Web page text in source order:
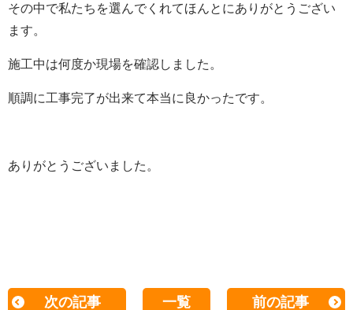
その中で私たちを選んでくれてほんとにありがとうござい
ます。
施工中は何度か現場を確認しました。
順調に工事完了が出来て本当に良かったです。
ありがとうございました。
次の記事 一覧 前の記事